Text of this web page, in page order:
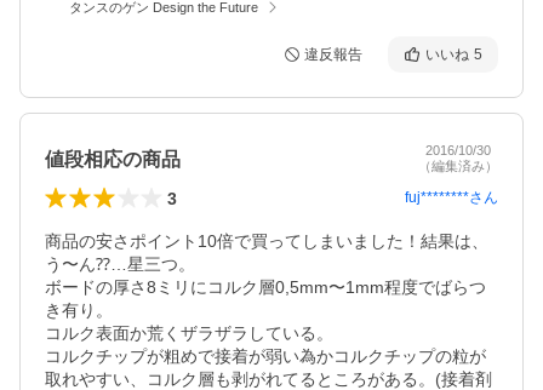
タンスのゲン Design the Future
違反報告 いいね 5
値段相応の商品
2016/10/30
（編集済み）
3 fuj********さん
商品の安さポイント10倍で買ってしまいました！結果は、
う〜ん⁇…星三つ。
ボードの厚さ8ミリにコルク層0,5mm〜1mm程度でばらつ
き有り。
コルク表面か荒くザラザラしている。
コルクチップが粗めで接着が弱い為かコルクチップの粒が
取れやすい、コルク層も剥がれてるところがある。(接着剤